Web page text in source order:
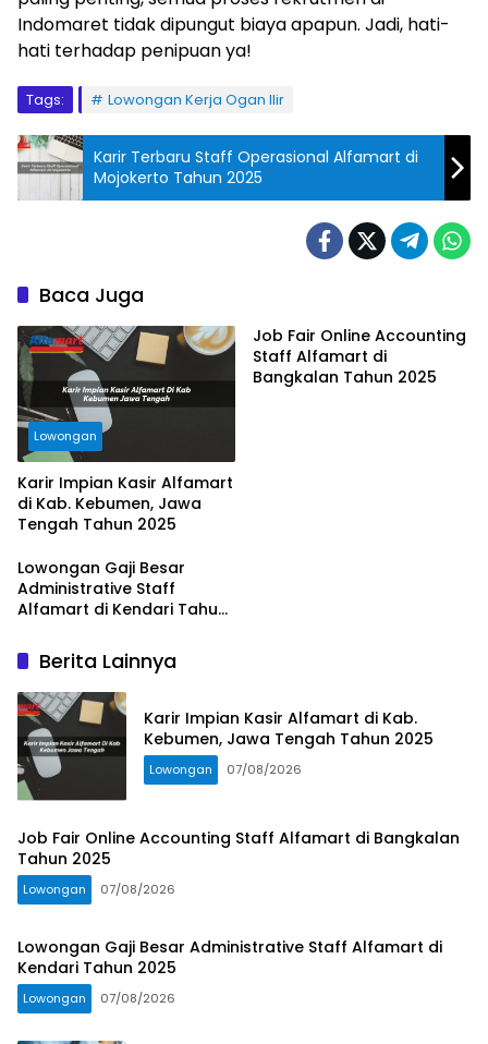
Indomaret tidak dipungut biaya apapun. Jadi, hati-
hati terhadap penipuan ya!
Tags: Lowongan Kerja Ogan Ilir
Karir Terbaru Staff Operasional Alfamart di
Mojokerto Tahun 2025
Baca Juga
Lowongan
Karir Impian Kasir Alfamart
di Kab. Kebumen, Jawa
Tengah Tahun 2025
Job Fair Online Accounting
Staff Alfamart di
Bangkalan Tahun 2025
Lowongan Gaji Besar
Administrative Staff
Alfamart di Kendari Tahun
Berita Lainnya
Karir Impian Kasir Alfamart di Kab.
Kebumen, Jawa Tengah Tahun 2025
Lowongan 07/08/2026
Job Fair Online Accounting Staff Alfamart di Bangkalan
Tahun 2025
Lowongan 07/08/2026
Lowongan Gaji Besar Administrative Staff Alfamart di
Kendari Tahun 2025
Lowongan 07/08/2026